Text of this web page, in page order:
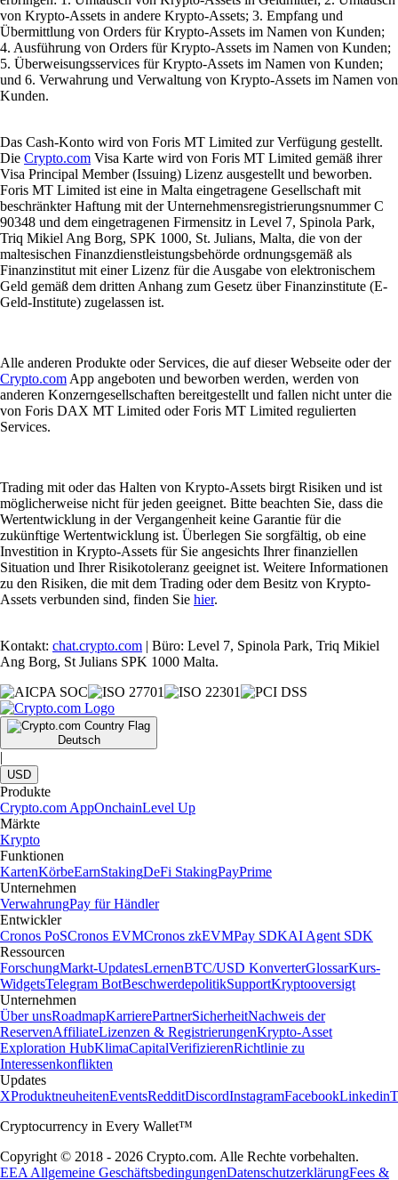
von Krypto-Assets in andere Krypto-Assets; 3. Empfang und
Übermittlung von Orders für Krypto-Assets im Namen von Kunden;
4. Ausführung von Orders für Krypto-Assets im Namen von Kunden;
5. Überweisungsservices für Krypto-Assets im Namen von Kunden;
und 6. Verwahrung und Verwaltung von Krypto-Assets im Namen von
Kunden.
Das Cash-Konto wird von Foris MT Limited zur Verfügung gestellt.
Die Crypto.com Visa Karte wird von Foris MT Limited gemäß ihrer
Visa Principal Member (Issuing) Lizenz ausgestellt und beworben.
Foris MT Limited ist eine in Malta eingetragene Gesellschaft mit
beschränkter Haftung mit der Unternehmensregistrierungsnummer C
90348 und dem eingetragenen Firmensitz in Level 7, Spinola Park,
Triq Mikiel Ang Borg, SPK 1000, St. Julians, Malta, die von der
maltesischen Finanzdienstleistungsbehörde ordnungsgemäß als
Finanzinstitut mit einer Lizenz für die Ausgabe von elektronischem
Geld gemäß dem dritten Anhang zum Gesetz über Finanzinstitute (E-
Geld-Institute) zugelassen ist.
Alle anderen Produkte oder Services, die auf dieser Webseite oder der
Crypto.com App angeboten und beworben werden, werden von
anderen Konzerngesellschaften bereitgestellt und fallen nicht unter die
von Foris DAX MT Limited oder Foris MT Limited regulierten
Services.
Trading mit oder das Halten von Krypto-Assets birgt Risiken und ist
möglicherweise nicht für jeden geeignet. Bitte beachten Sie, dass die
Wertentwicklung in der Vergangenheit keine Garantie für die
zukünftige Wertentwicklung ist. Überlegen Sie sorgfältig, ob eine
Investition in Krypto-Assets für Sie angesichts Ihrer finanziellen
Situation und Ihrer Risikotoleranz geeignet ist. Weitere Informationen
zu den Risiken, die mit dem Trading oder dem Besitz von Krypto-
Assets verbunden sind, finden Sie hier.
Kontakt: chat.crypto.com | Büro: Level 7, Spinola Park, Triq Mikiel
Ang Borg, St Julians SPK 1000 Malta.
Deutsch
|
USD
Produkte
Crypto.com AppOnchainLevel Up
Märkte
Krypto
Funktionen
KartenKörbeEarnStakingDeFi StakingPayPrime
Unternehmen
VerwahrungPay für Händler
Entwickler
Cronos PoSCronos EVMCronos zkEVMPay SDKAI Agent SDK
Ressourcen
ForschungMarkt-UpdatesLernenBTC/USD KonverterGlossarKurs-
WidgetsTelegram BotBeschwerdepolitikSupportKryptooversigt
Unternehmen
Über unsRoadmapKarrierePartnerSicherheitNachweis der
ReservenAffiliateLizenzen & RegistrierungenKrypto-Asset
Exploration HubKlimaCapitalVerifizierenRichtlinie zu
Interessenkonflikten
Updates
XProduktneuheitenEventsRedditDiscordInstagramFacebookLinkedin
Cryptocurrency in Every Wallet™
Copyright © 2018 - 2026 Crypto.com. Alle Rechte vorbehalten.
EEA Allgemeine GeschäftsbedingungenDatenschutzerklärungFees &